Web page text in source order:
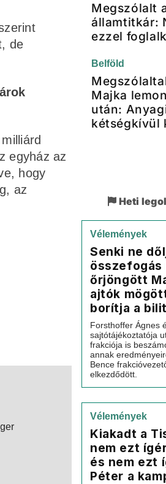
de
egyház az
hogy
az
Megszólalt
államtitkár:
ezzel
Belföld
Majka
után:
kétségkívül
Heti
Vélemények
Senki ne
összefogás
őrjöngött
ajtók
borítja a bilit
Forsthoffer Ágnes
sajtótájékoztatója
frakciója is
annak
Bence
elkezdődött.
Vélemények
Kiakadt a
nem ezt
és nem ezt
Péter a